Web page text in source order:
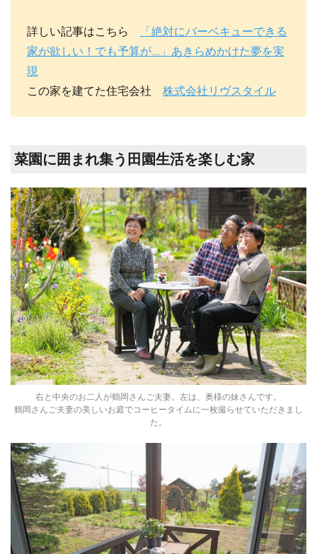
詳しい記事はこちら
「絶対にバーベキューできる
家が欲しい！でも予算が...」あきらめかけた夢を実
現
この家を建てた住宅会社 株式会社リヴスタイル
菜園に囲まれ集う田園生活を楽しむ家
右と中央のお二人が鶴岡さんご夫妻。左は、奥様の妹さんです。
鶴岡さんご夫妻の美しいお庭でコーヒータイムに一枚撮らせていただきまし
た。